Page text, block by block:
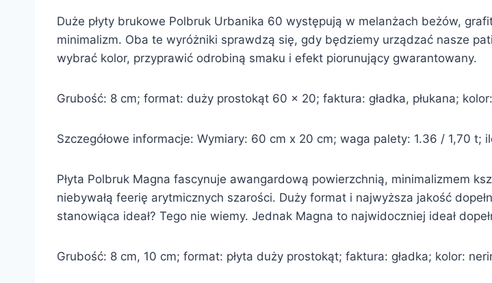
Duże płyty brukowe Polbruk Urbanika 60 występują w melanżach beżów,
minimalizm. Oba te wyróżniki sprawdzą się, gdy będziemy urządzać nasze
wybrać kolor, przyprawić odrobiną smaku i efekt piorunujący gwarantowany.
Grubość: 8 cm; format: duży prostokąt 60 x 20; faktura: gładka, płukana;
Szczegółowe informacje: Wymiary: 60 cm x 20 cm; waga palety: 1.36 / 1,70 t;
Płyta Polbruk Magna fascynuje awangardową powierzchnią, minimalizmem
niebywałą feerię arytmicznych szarości. Duży format i najwyższa jakość
stanowiąca ideał? Tego nie wiemy. Jednak Magna to najwidoczniej ideał
Grubość: 8 cm, 10 cm; format: płyta duży prostokąt; faktura: gładka; kolor: